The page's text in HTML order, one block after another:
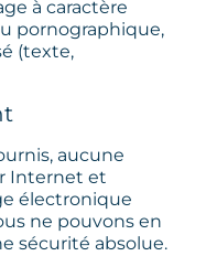
à caractère
pornographique,
(texte,
aucune
Internet et
électronique
ne pouvons en
sécurité absolue.